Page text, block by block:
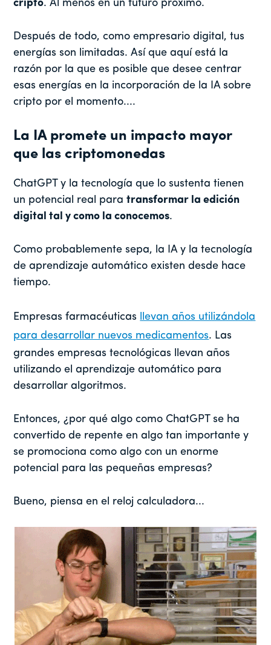
cripto. Al menos en un futuro próximo.
Después de todo, como empresario digital, tus
energías son limitadas. Así que aquí está la
razón por la que es posible que desee centrar
esas energías en la incorporación de la IA sobre
cripto por el momento....
La IA promete un impacto mayor
que las criptomonedas
ChatGPT y la tecnología que lo sustenta tienen
un potencial real paratransformar la edición
digital tal y como la conocemos.
Como probablemente sepa, la IA y la tecnología
de aprendizaje automático existen desde hace
tiempo.
Empresas farmacéuticas llevan años utilizándola
para desarrollar nuevos medicamentos. Las
grandes empresas tecnológicas llevan años
utilizando el aprendizaje automático para
desarrollar algoritmos.
Entonces, ¿por qué algo como ChatGPT se ha
convertido de repente en algo tan importante y
se promociona como algo con un enorme
potencial para las pequeñas empresas?
Bueno, piensa en el reloj calculadora...